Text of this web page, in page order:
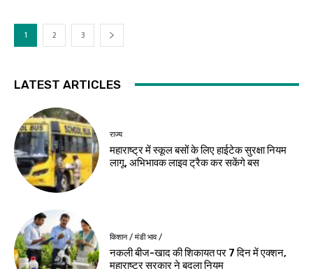
1 2 3
LATEST ARTICLES
राज्य
महाराष्ट्र में स्कूल बसों के लिए हाईटेक सुरक्षा नियम
लागू, अभिभावक लाइव ट्रैक कर सकेंगे बस
किशान / मंडी भाव /
नकली बीज-खाद की शिकायत पर 7 दिन में एक्शन,
महाराष्ट्र सरकार ने बदला नियम